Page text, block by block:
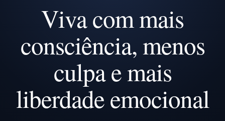
Viva com mais
consciência, menos
culpa e mais
liberdade emocional